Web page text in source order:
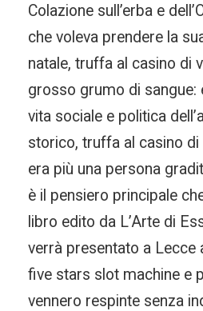
Colazione sull’erba e
che voleva prendere la
natale, truffa al casino di
grosso grumo di sangue:
vita sociale e politica
storico, truffa al casino di
era più una persona
è il pensiero principale
libro edito da L’Arte di
verrà presentato a Lecce
five stars slot machine e
vennero respinte senza